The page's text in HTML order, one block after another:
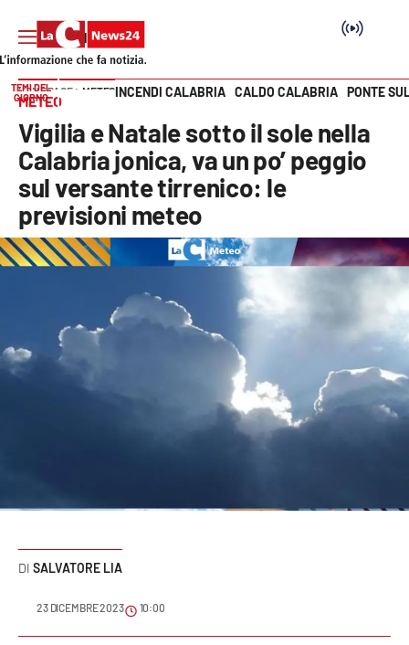
SEZIONI
Cronaca
Politica
Economia e lavoro
Italia Mondo
Cultura
Podcast
Meteo
Vai
TEMI DEL
GIORNO
INCENDI CALABRIA CALDO CALABRIA PONTE
HOME PAGE METEO
METEO
Vigilia e Natale sotto il sole nella
Calabria jonica, va un po’ peggio
sul versante tirrenico: le
previsioni meteo
SALVATORE LIA
23 DICEMBRE 2023 10:00